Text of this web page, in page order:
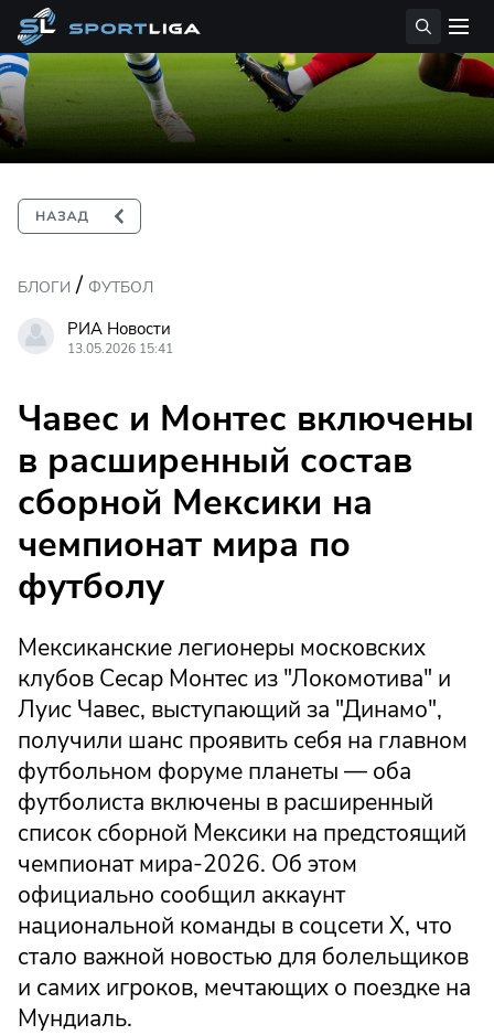
БЛОГИ / ФУТБОЛ
РИА Новости
13.05.2026 15:41
Чавес и Монтес включены
в расширенный состав
сборной Мексики на
чемпионат мира по
футболу
Мексиканские легионеры московских
клубов Сесар Монтес из "Локомотива" и
Луис Чавес, выступающий за "Динамо",
получили шанс проявить себя на главном
футбольном форуме планеты — оба
футболиста включены в расширенный
список сборной Мексики на предстоящий
чемпионат мира-2026. Об этом
официально сообщил аккаунт
национальной команды в соцсети X, что
стало важной новостью для болельщиков
и самих игроков, мечтающих о поездке на
Мундиаль.